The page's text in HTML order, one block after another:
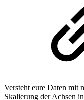
Versteht eure Daten mit
Skalierung der Achsen